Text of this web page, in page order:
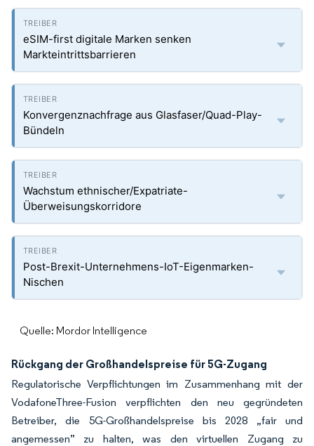
eSIM-first digitale Marken senken
Markteintrittsbarrieren
Konvergenznachfrage aus Glasfaser/Quad-Play-
Bündeln
Wachstum ethnischer/Expatriate-
Überweisungskorridore
Post-Brexit-Unternehmens-IoT-Eigenmarken-
Nischen
Quelle: Mordor Intelligence
Rückgang der Großhandelspreise für 5G-Zugang
Regulatorische Verpflichtungen im Zusammenhang mit der
VodafoneThree-Fusion verpflichten den neu gegründeten
Betreiber, die 5G-Großhandelspreise bis 2028 „fair und
angemessen” zu halten, was den virtuellen Zugang zu